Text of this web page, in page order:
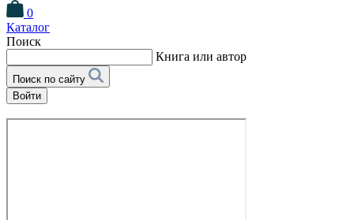
0
Каталог
Поиск
Книга или автор
Поиск по сайту
Войти